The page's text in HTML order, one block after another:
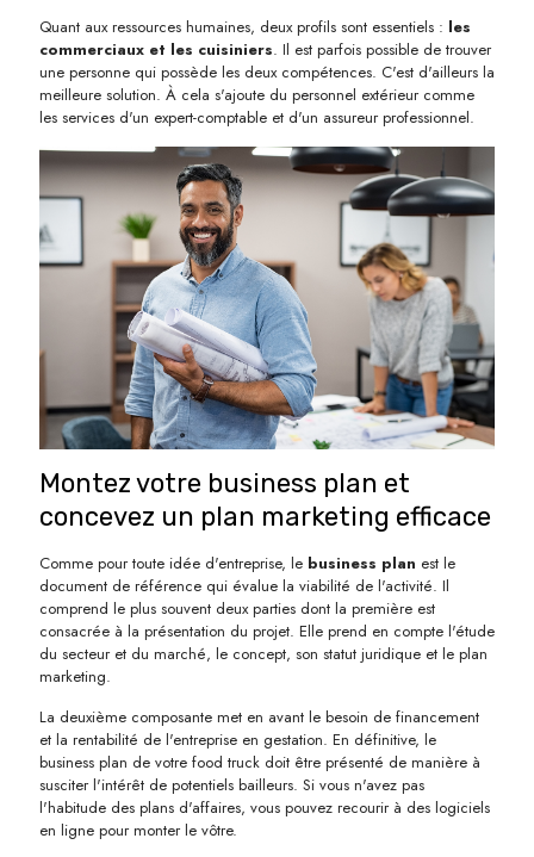
Quant aux ressources humaines, deux profils sont essentiels : les
commerciaux et les cuisiniers. Il est parfois possible de trouver
une personne qui possède les deux compétences. C'est d'ailleurs la
meilleure solution. À cela s'ajoute du personnel extérieur comme
les services d'un expert-comptable et d'un assureur professionnel.
Montez votre business plan et
concevez un plan marketing efficace
Comme pour toute idée d'entreprise, le business plan est le
document de référence qui évalue la viabilité de l'activité. Il
comprend le plus souvent deux parties dont la première est
consacrée à la présentation du projet. Elle prend en compte l'étude
du secteur et du marché, le concept, son statut juridique et le plan
marketing.
La deuxième composante met en avant le besoin de financement
et la rentabilité de l'entreprise en gestation. En définitive, le
business plan de votre food truck doit être présenté de manière à
susciter l'intérêt de potentiels bailleurs. Si vous n'avez pas
l'habitude des plans d'affaires, vous pouvez recourir à des logiciels
en ligne pour monter le vôtre.